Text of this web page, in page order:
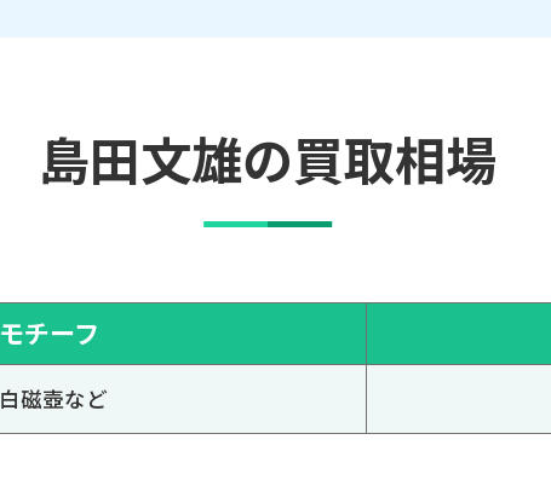
島田文雄の買取相場
モチーフ
白磁壺など